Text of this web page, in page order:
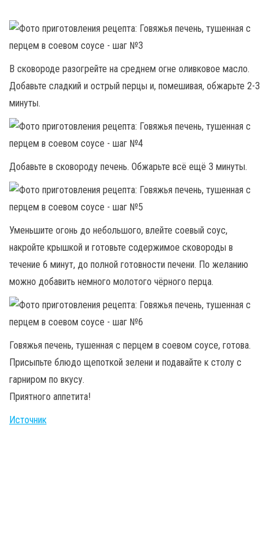
В сковороде разогрейте на среднем огне оливковое масло.
Добавьте сладкий и острый перцы и, помешивая, обжарьте 2-3
минуты.
Добавьте в сковороду печень. Обжарьте всё ещё 3 минуты.
Уменьшите огонь до небольшого, влейте соевый соус,
накройте крышкой и готовьте содержимое сковороды в
течение 6 минут, до полной готовности печени. По желанию
можно добавить немного молотого чёрного перца.
Говяжья печень, тушенная с перцем в соевом соусе, готова.
Присыпьте блюдо щепоткой зелени и подавайте к столу с
гарниром по вкусу.
Приятного аппетита!
Источник